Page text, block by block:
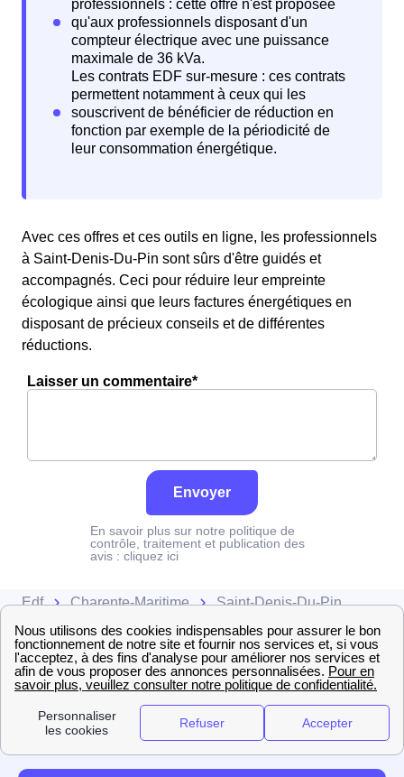
Avec ces offres et ces outils en ligne, les professionnels
à Saint-Denis-Du-Pin sont sûrs d'être guidés et
accompagnés. Ceci pour réduire leur empreinte
écologique ainsi que leurs factures énergétiques en
disposant de précieux conseils et de différentes
réductions.
Laisser un commentaire*
Envoyer
En savoir plus sur notre politique de
contrôle, traitement et publication des
avis : cliquez ici
Edf Charente-Maritime Saint-Denis-Du-Pin